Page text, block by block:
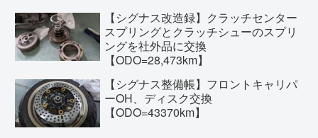
【シグナス改造録】クラッチセンター
スプリングとクラッチシューのスプリ
ングを社外品に交換
【ODO=28,473km】
【シグナス整備帳】フロントキャリパ
ーOH、ディスク交換
【ODO=43370km】